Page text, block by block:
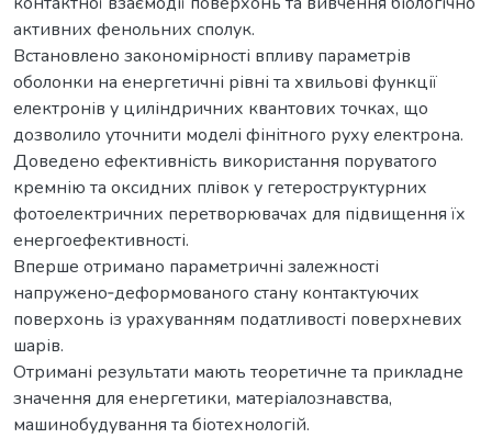
активних фенольних сполук.
Встановлено закономірності впливу параметрів
оболонки на енергетичні рівні та хвильові функції
електронів у циліндричних квантових точках, що
дозволило уточнити моделі фінітного руху електрона.
Доведено ефективність використання поруватого
кремнію та оксидних плівок у гетероструктурних
фотоелектричних перетворювачах для підвищення їх
енергоефективності.
Вперше отримано параметричні залежності
напружено‑деформованого стану контактуючих
поверхонь із урахуванням податливості поверхневих
шарів.
Отримані результати мають теоретичне та прикладне
значення для енергетики, матеріалознавства,
машинобудування та біотехнологій.